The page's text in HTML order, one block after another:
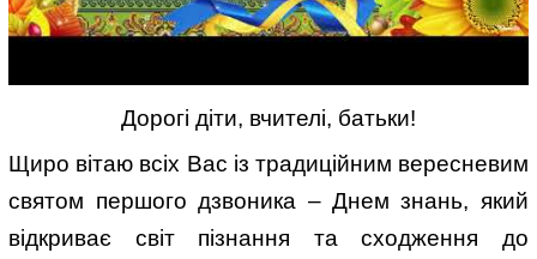
Дорогі діти, вчителі, батьки!
Щиро вітаю всіх Вас із традиційним вересневим
святом першого дзвоника – Днем знань, який
відкриває світ пізнання та сходження до